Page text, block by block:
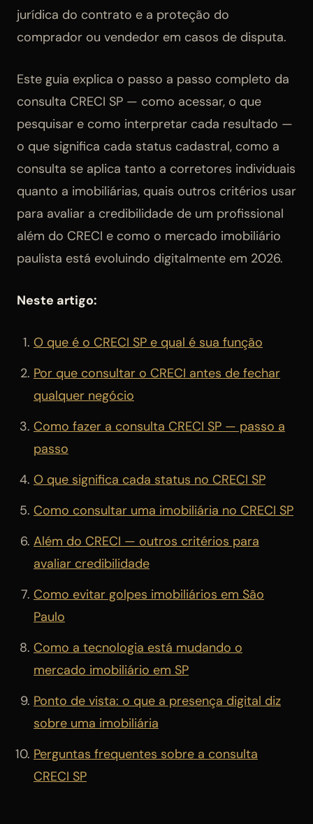
jurídica do contrato e a proteção do
comprador ou vendedor em casos de disputa.
Este guia explica o passo a passo completo da
consulta CRECI SP — como acessar, o que
pesquisar e como interpretar cada resultado —
o que significa cada status cadastral, como a
consulta se aplica tanto a corretores individuais
quanto a imobiliárias, quais outros critérios usar
para avaliar a credibilidade de um profissional
além do CRECI e como o mercado imobiliário
paulista está evoluindo digitalmente em 2026.
Neste artigo:
O que é o CRECI SP e qual é sua função
Por que consultar o CRECI antes de fechar
qualquer negócio
Como fazer a consulta CRECI SP — passo a
passo
O que significa cada status no CRECI SP
Como consultar uma imobiliária no CRECI SP
Além do CRECI — outros critérios para
avaliar credibilidade
Como evitar golpes imobiliários em São
Paulo
Como a tecnologia está mudando o
mercado imobiliário em SP
Ponto de vista: o que a presença digital diz
sobre uma imobiliária
Perguntas frequentes sobre a consulta
CRECI SP